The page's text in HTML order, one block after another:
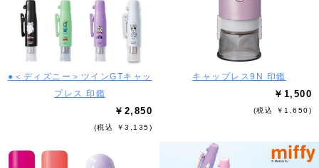
●＜ディズニー＞ツインGTキャッ
プレス 印鑑
￥2,850
(税込 ￥3,135)
キャップレス9N 印鑑
￥1,500
(税込 ￥1,650)